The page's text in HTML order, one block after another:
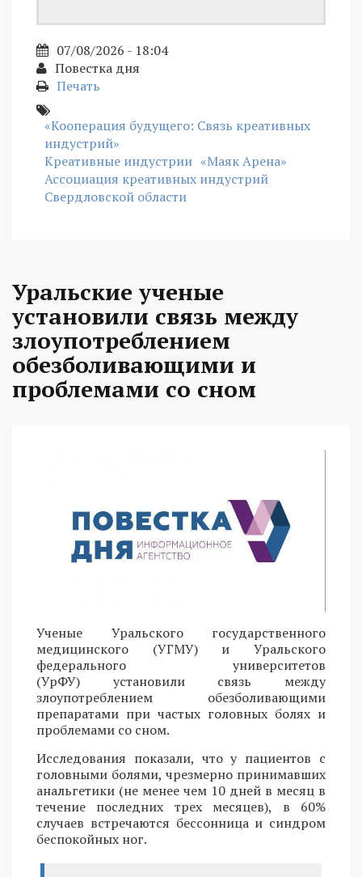
07/08/2026 - 18:04
Повестка дня
Печать
«Кооперация будущего: Связь креативных
индустрий»
Креативные индустрии «Маяк Арена»
Ассоциация креативных индустрий
Свердловской области
Уральские ученые
установили связь между
злоупотреблением
обезболивающими и
проблемами со сном
Ученые Уральского государственного
медицинского (УГМУ) и Уральского
федерального университетов
(УрФУ) установили связь между
злоупотреблением обезболивающими
препаратами при частых головных болях и
проблемами со сном.
Исследования показали, что у пациентов с
головными болями, чрезмерно принимавших
анальгетики (не менее чем 10 дней в месяц в
течение последних трех месяцев), в 60%
случаев встречаются бессонница и синдром
беспокойных ног.